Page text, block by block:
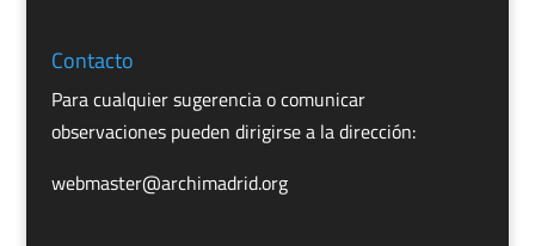
Contacto
Para cualquier sugerencia o comunicar
observaciones pueden dirigirse a la dirección:
webmaster@archimadrid.org